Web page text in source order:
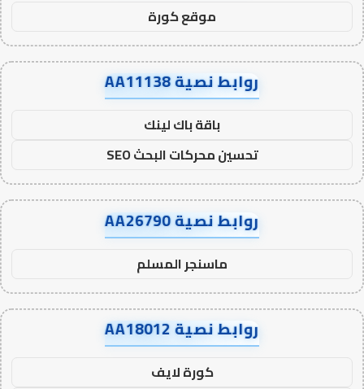
موقع كورة
روابط نصية AA11138
باقة باك لينك
تحسين محركات البحث SEO
روابط نصية AA26790
ماسنجر المسلم
روابط نصية AA18012
كورة لايف